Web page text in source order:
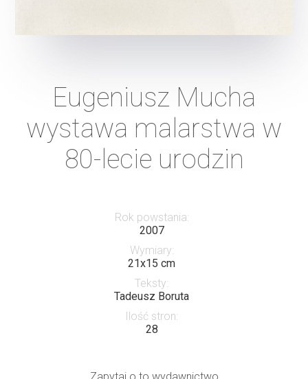
Eugeniusz Mucha
wystawa malarstwa w
80-lecie urodzin
Rok powstania:
2007
Wymiary:
21x15 cm
Teksty:
Tadeusz Boruta
Ilość stron:
28